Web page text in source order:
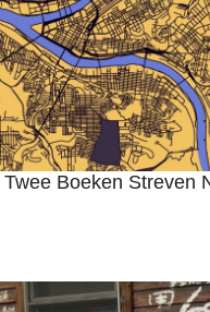
Boeken Streven